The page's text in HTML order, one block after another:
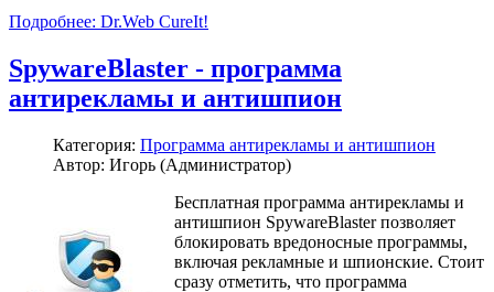
Подробнее: Dr.Web CureIt!
SpywareBlaster - программа
антирекламы и антишпион
Категория: Программа антирекламы и антишпион
Автор: Игорь (Администратор)
Бесплатная программа антирекламы и
антишпион SpywareBlaster позволяет
блокировать вредоносные программы,
включая рекламные и шпионские. Стоит
сразу отметить, что программа